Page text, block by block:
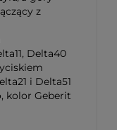
z
Delta40
i Delta51
kolor Geberit